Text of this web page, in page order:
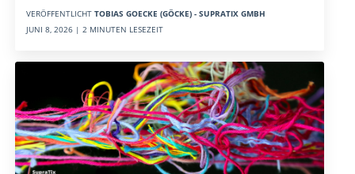
VERÖFFENTLICHT TOBIAS GOECKE (GÖCKE) - SUPRATIX GMBH
JUNI 8, 2026 | 2 MINUTEN LESEZEIT